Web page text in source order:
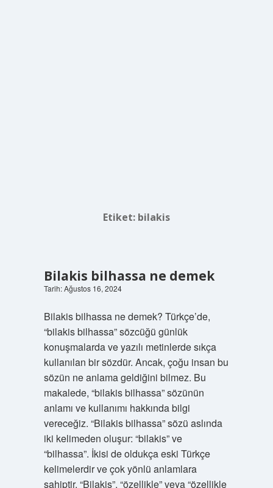
Etiket: bilakis
Bilakis bilhassa ne demek
Tarih: Ağustos 16, 2024
Bilakis bilhassa ne demek? Türkçe’de,
“bilakis bilhassa” sözcüğü günlük
konuşmalarda ve yazılı metinlerde sıkça
kullanılan bir sözdür. Ancak, çoğu insan bu
sözün ne anlama geldiğini bilmez. Bu
makalede, “bilakis bilhassa” sözünün
anlamı ve kullanımı hakkında bilgi
vereceğiz. “Bilakis bilhassa” sözü aslında
iki kelimeden oluşur: “bilakis” ve
“bilhassa”. İkisi de oldukça eski Türkçe
kelimelerdir ve çok yönlü anlamlara
sahiptir. “Bilakis”, “özellikle” veya “özellikle